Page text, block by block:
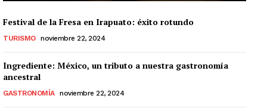
Festival de la Fresa en Irapuato: éxito rotundo
TURISMO noviembre 22, 2024
Ingrediente: México, un tributo a nuestra gastronomía
ancestral
GASTRONOMÍA noviembre 22, 2024